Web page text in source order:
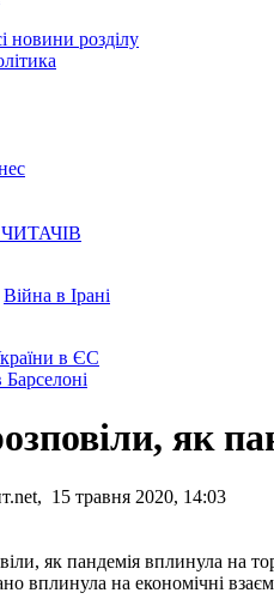
новини розділу
Війна в Ірані
в ЄС
Барселоні
як
15 травня 2020, 14:03
вплинула на економічні